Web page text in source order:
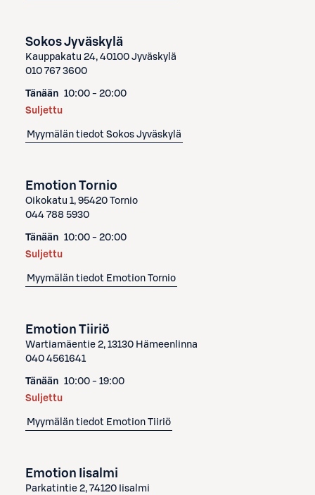
Sokos Jyväskylä
Kauppakatu 24, 40100 Jyväskylä
010 767 3600
Tänään 10:00 - 20:00
Suljettu
Myymälän tiedot Sokos Jyväskylä
Emotion Tornio
Oikokatu 1, 95420 Tornio
044 788 5930
Tänään 10:00 - 20:00
Suljettu
Myymälän tiedot Emotion Tornio
Emotion Tiiriö
Wartiamäentie 2, 13130 Hämeenlinna
040 4561641
Tänään 10:00 - 19:00
Suljettu
Myymälän tiedot Emotion Tiiriö
Emotion Iisalmi
Parkatintie 2, 74120 Iisalmi